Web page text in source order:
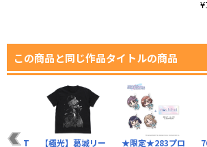
この商品と同じ作品タイトルの商品
★限定★283プロ
くん T 【極光】葛城リー